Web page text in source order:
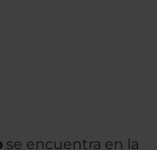
se encuentra en la